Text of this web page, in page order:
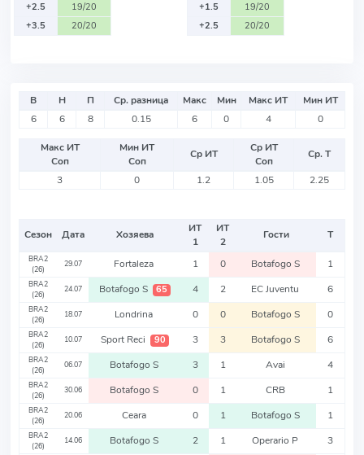
+2.5
19/20
+3.5
20/20
+1.5
19/20
+2.5
20/20
В Н П Ср. разница Макс Мин Макс ИТ
Мин ИТ
6
6 8 0.15 6 0 4 0
Макс ИТ
Соп
Мин ИТ
Соп
Ср ИТ
Ср ИТ
Соп
Ср. Т
3
0 1.2 1.05 2.25
Сезон Дата Хозяева
ИТ
1
ИТ
2
Гости Т
BRA2
(26)
29.07 Fortaleza 1 0 Botafogo S 1
BRA2
(26)
24.07 Botafogo S 65 4 2 EC Juventu 6
BRA2
(26)
18.07 Londrina 0 0 Botafogo S 0
BRA2
(26)
10.07 Sport Reci 90 3 3 Botafogo S 6
BRA2
(26)
06.07 Botafogo S 3 1 Avai 4
BRA2
(26)
30.06 Botafogo S 0 1 CRB 1
BRA2
(26)
20.06 Ceara 0 1 Botafogo S 1
BRA2
(26)
14.06 Botafogo S 2 1 Operario P 3